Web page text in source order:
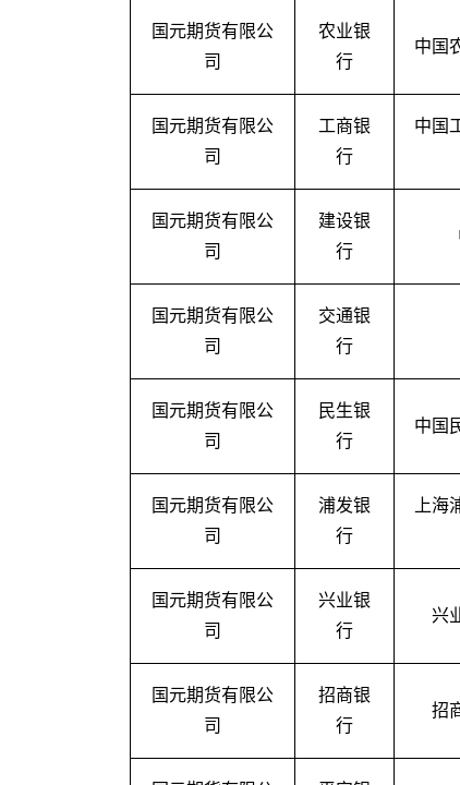
国元期货有限公
司
农业银
行
中国
国元期货有限公
司
工商银
行
中国
国元期货有限公
司
建设银
行
国元期货有限公
司
交通银
行
国元期货有限公
司
民生银
行
中国
国元期货有限公
司
浦发银
行
上
国元期货有限公
司
兴业银
行
兴
国元期货有限公
司
招商银
行
招